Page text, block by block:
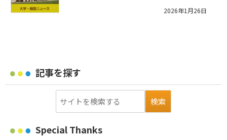
2026年1月26日
記事を探す
Special Thanks